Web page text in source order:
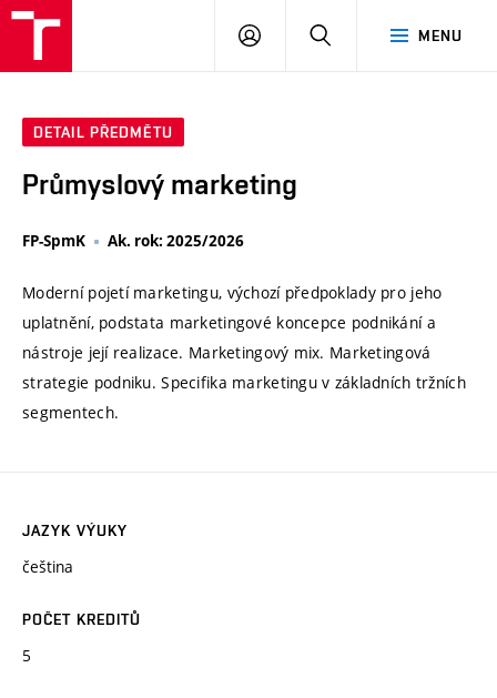
MENU
PŘIHLÁSIT
DETAIL PŘEDMĚTU
Průmyslový marketing
FP-SpmK Ak. rok: 2025/2026
Moderní pojetí marketingu, výchozí předpoklady pro jeho
uplatnění, podstata marketingové koncepce podnikání a
nástroje její realizace. Marketingový mix. Marketingová
strategie podniku. Specifika marketingu v základních tržních
segmentech.
JAZYK VÝUKY
čeština
POČET KREDITŮ
5